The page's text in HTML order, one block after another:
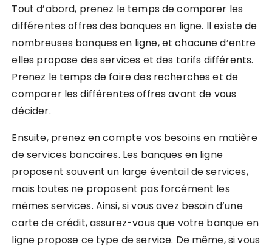
Tout d’abord, prenez le temps de comparer les
différentes offres des banques en ligne. Il existe de
nombreuses banques en ligne, et chacune d’entre
elles propose des services et des tarifs différents.
Prenez le temps de faire des recherches et de
comparer les différentes offres avant de vous
décider.
Ensuite, prenez en compte vos besoins en matière
de services bancaires. Les banques en ligne
proposent souvent un large éventail de services,
mais toutes ne proposent pas forcément les
mêmes services. Ainsi, si vous avez besoin d’une
carte de crédit, assurez-vous que votre banque en
ligne propose ce type de service. De même, si vous